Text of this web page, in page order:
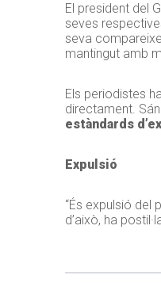
El president del
seves
seva
mantingut amb
Els periodistes
directament.
estàndards
Expulsió
“És expulsió del
d’això, ha